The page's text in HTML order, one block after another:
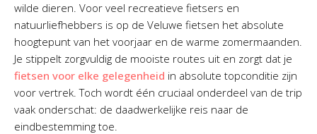
wilde dieren. Voor veel recreatieve fietsers en
natuurliefhebbers is op de Veluwe fietsen het absolute
hoogtepunt van het voorjaar en de warme zomermaanden.
Je stippelt zorgvuldig de mooiste routes uit en zorgt dat je
fietsen voor elke gelegenheid in absolute topconditie zijn
voor vertrek. Toch wordt één cruciaal onderdeel van de trip
vaak onderschat: de daadwerkelijke reis naar de
eindbestemming toe.